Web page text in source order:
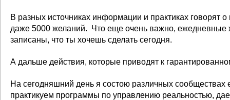
В разных источниках информации и практиках говорят
даже 5000 желаний. Что еще очень важно, ежедневные
записаны, что ты хочешь сделать сегодня.
А дальше действия, которые приводят к
На сегодняшний день я состою различных
практикуем программы по управлению реальностью,